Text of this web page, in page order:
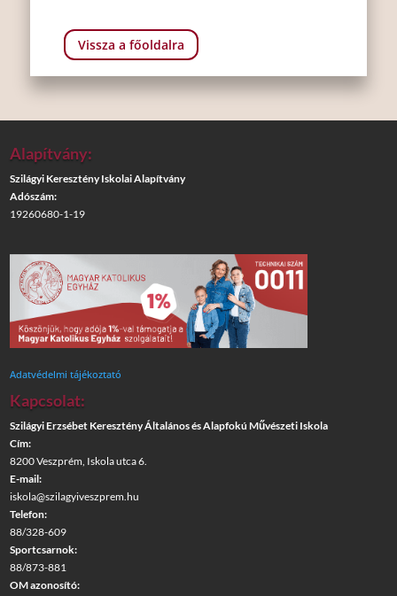
Vissza a főoldalra
Alapítvány:
Szilágyi Keresztény Iskolai Alapítvány
Adószám:
19260680-1-19
Adatvédelmi tájékoztató
Kapcsolat:
Szilágyi Erzsébet Keresztény Általános és Alapfokú Művészeti Iskola
Cím:
8200 Veszprém, Iskola utca 6.
E-mail:
iskola@szilagyiveszprem.hu
Telefon:
88/328-609
Sportcsarnok:
88/873-881
OM azonosító: